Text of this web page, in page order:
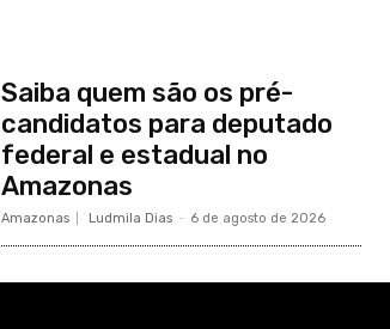
Saiba quem são os pré-
candidatos para deputado
federal e estadual no
Amazonas
Amazonas Ludmila Dias - 6 de agosto de 2026